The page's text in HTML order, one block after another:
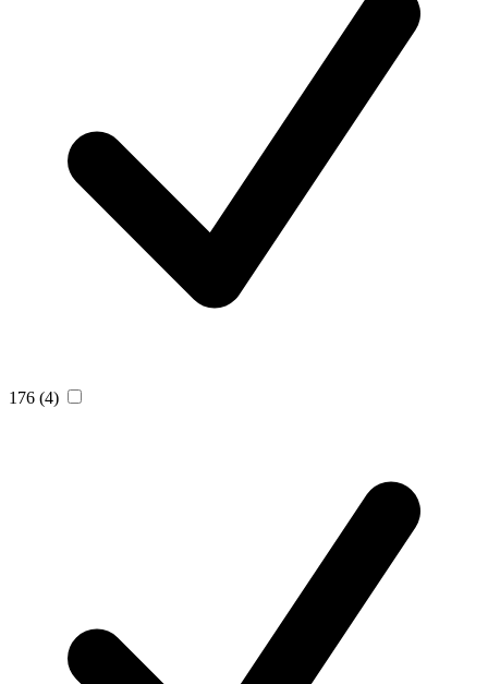
176 (4)